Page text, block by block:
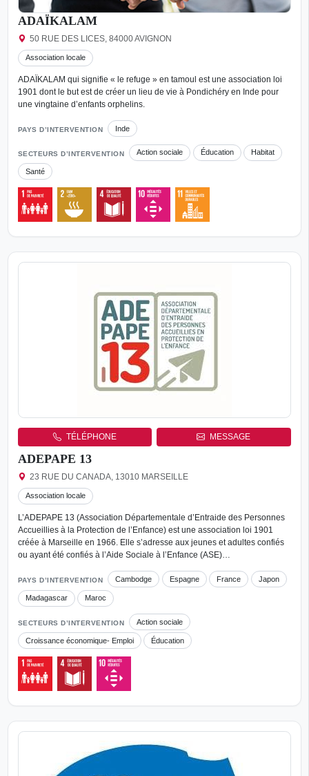
ADAÏKALAM
50 RUE DES LICES, 84000 AVIGNON
Association locale
ADAÏKALAM qui signifie « le refuge » en tamoul est une association loi
1901 dont le but est de créer un lieu de vie à Pondichéry en Inde pour
une vingtaine d’enfants orphelins.
PAYS D’INTERVENTION Inde
SECTEURS D’INTERVENTION Action sociale Éducation Habitat
Santé
TÉLÉPHONE MESSAGE
ADEPAPE 13
23 RUE DU CANADA, 13010 MARSEILLE
Association locale
L’ADEPAPE 13 (Association Départementale d’Entraide des Personnes
Accueillies à la Protection de l’Enfance) est une association loi 1901
créée à Marseille en 1966. Elle s’adresse aux jeunes et adultes confiés
ou ayant été confiés à l’Aide Sociale à l’Enfance (ASE)…
PAYS D’INTERVENTION Cambodge Espagne France Japon
Madagascar Maroc
SECTEURS D’INTERVENTION Action sociale
Croissance économique- Emploi Éducation